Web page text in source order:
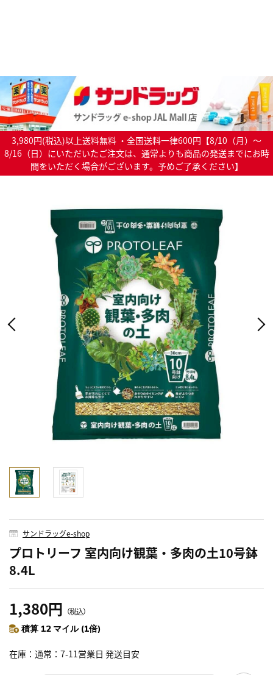
3,980円(税込)以上送料無料 ・全国送料一律600円【8/10（月）～
8/16（日）にいただいたご注文は、通常よりも商品の発送までにお時
間をいただく場合がございます。予めご了承ください】
サンドラッグe-shop
プロトリーフ 室内向け観葉・多肉の土10号鉢
8.4L
1,380円 （税込）
積算 12 マイル (1倍)
在庫 通常：7-11営業日 発送目安